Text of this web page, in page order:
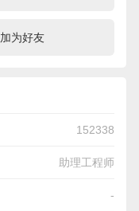
加为好友
152338
助理工程师
-